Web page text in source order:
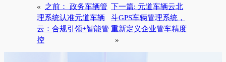
«
之前： 政务车辆管
理系统认准元道车辆
云：合规引领+智能管
控
下一篇: 元道车辆云北
斗GPS车辆管理系统，
重新定义企业管车精度
»